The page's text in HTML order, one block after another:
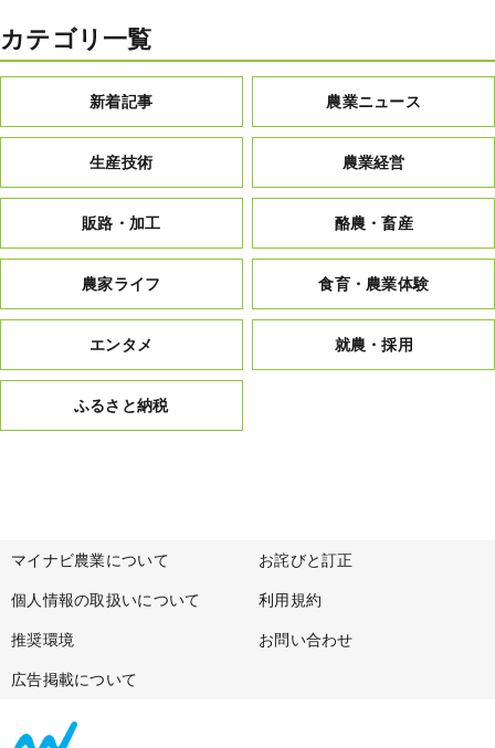
カテゴリ一覧
新着記事 農業ニュース
生産技術 農業経営
販路・加工 酪農・畜産
農家ライフ 食育・農業体験
エンタメ 就農・採用
ふるさと納税
マイナビ農業について お詫びと訂正
個人情報の取扱いについて 利用規約
推奨環境 お問い合わせ
広告掲載について